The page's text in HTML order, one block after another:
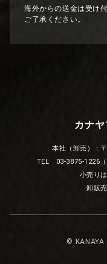
海外からの送金は受け
ご了承ください。
カナ
本社（卸売）：
TEL 03-3875-1226（
小売り
卸販
© KANAYA